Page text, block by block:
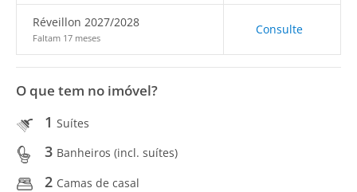
Réveillon 2027/2028
Faltam 17 meses
Consulte
O que tem no imóvel?
1 Suítes
3 Banheiros (incl. suítes)
2 Camas de casal